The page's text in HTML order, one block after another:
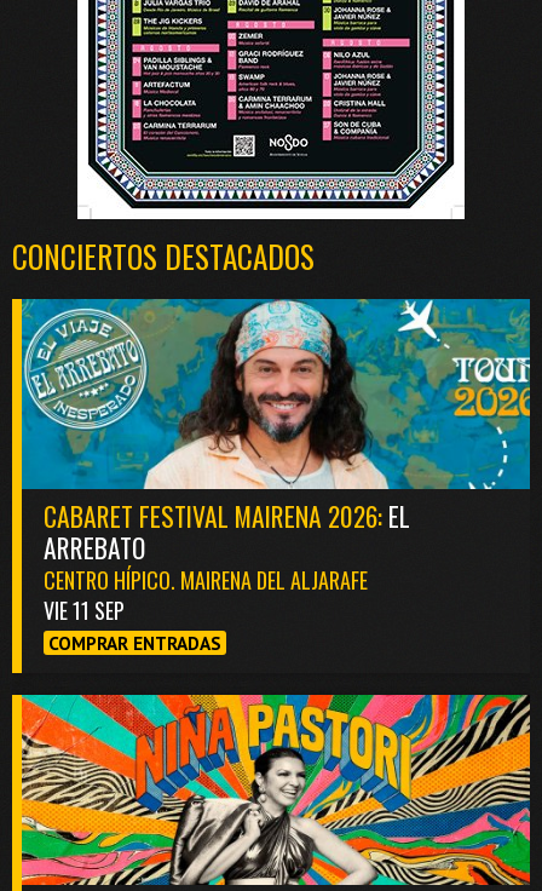
CONCIERTOS DESTACADOS
CABARET FESTIVAL MAIRENA 2026:EL
ARREBATO
CENTRO HÍPICO. MAIRENA DEL ALJARAFE
VIE 11 SEP
COMPRAR ENTRADAS